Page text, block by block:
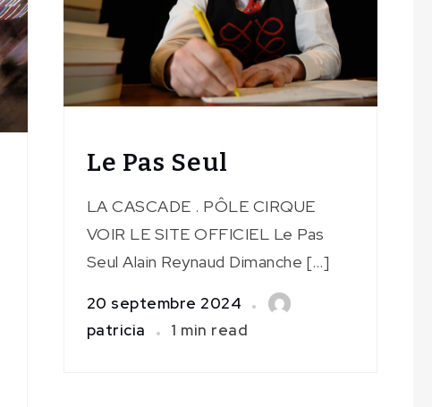
Le Pas Seul
LA CASCADE . PÔLE CIRQUE
VOIR LE SITE OFFICIEL Le Pas
Seul Alain Reynaud Dimanche […]
20 septembre 2024
patricia
1 min read